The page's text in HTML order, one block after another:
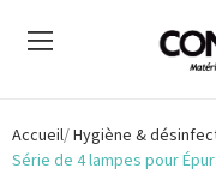
Accueil Hygiène &
Série de 4 lampes pour